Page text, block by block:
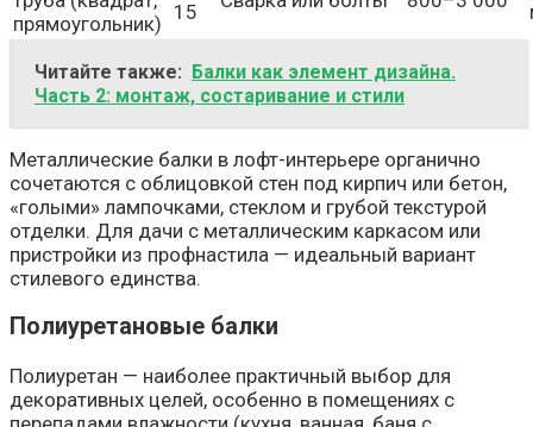
прямоугольник) 15
Читайте также: Балки как элемент дизайна.
Часть 2: монтаж, состаривание и стили
Металлические балки в лофт-интерьере органично
сочетаются с облицовкой стен под кирпич или бетон,
«голыми» лампочками, стеклом и грубой текстурой
отделки. Для дачи с металлическим каркасом или
пристройки из профнастила — идеальный вариант
стилевого единства.
Полиуретановые балки
Полиуретан — наиболее практичный выбор для
декоративных целей, особенно в помещениях с